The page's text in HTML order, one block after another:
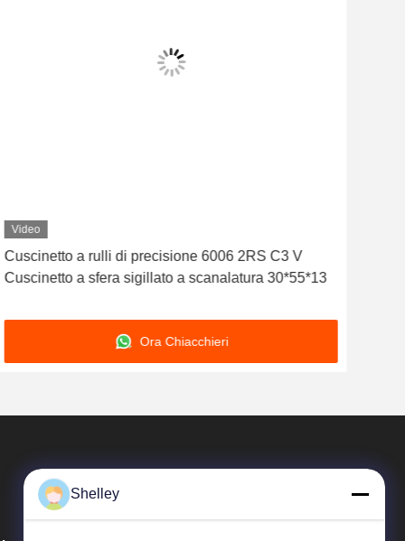
Video
Cuscinetto a rulli di precisione 6006 2RS C3 V
Cuscinetto a sfera sigillato a scanalatura 30*55*13
Ora Chiacchieri
Shelley